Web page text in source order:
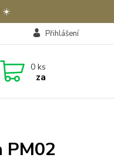
☀️
Přihlášení
0 ks
za
PM02